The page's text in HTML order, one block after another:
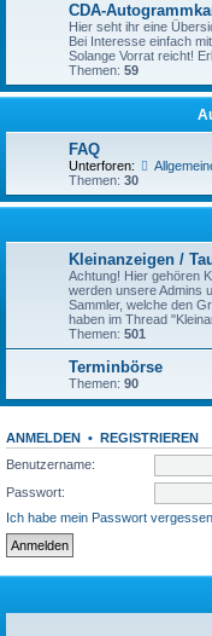
CDA-
Hier seht ihr eine
Bei Interesse einfach
Solange Vorrat reicht!
Themen: 59
FAQ
Unterforen:
Themen: 30
Kleinanzeigen /
Achtung! Hier gehören
werden unsere Admins
Sammler, welche den
haben im Thread
Themen: 501
Terminbörse
Themen: 90
ANMELDEN •
REGISTRIEREN
Benutzername:
Passwort:
Ich habe mein Passwort vergessen